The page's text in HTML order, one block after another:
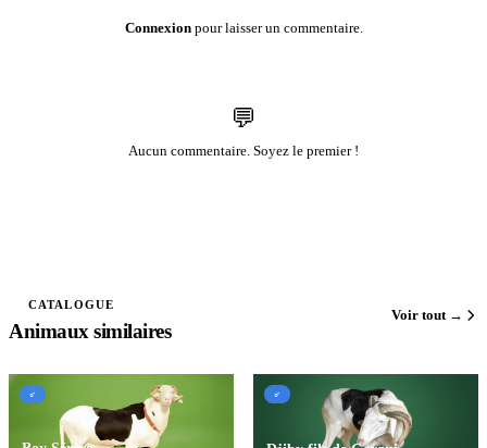
Connexionpour laisser un commentaire.
💬
Aucun commentaire. Soyez le premier !
CATALOGUE
Animaux similaires
Voir tout →
♂ ♂